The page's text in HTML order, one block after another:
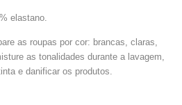
elastano.
as roupas por cor: brancas, claras,
as tonalidades durante a lavagem,
e danificar os produtos.